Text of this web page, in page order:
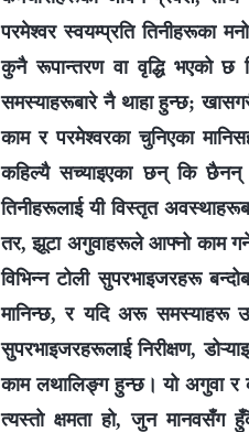
परमेश्‍वर स्वयम्प्रति तिनीहरूका
कुनै रूपान्तरण वा वृद्धि भएको छ
समस्याहरूबारे नै थाहा हुन्छ;
काम र परमेश्‍वरका चुनिएका
कहिल्यै सच्याइएका छन् कि छैनन्
तिनीहरूलाई यी विस्तृत
तर, झूटा अगुवाहरूले आफ्नो काम
विभिन्‍न टोली सुपरभाइजरहरू
मानिन्छ, र यदि अरू समस्याहरू
सुपरभाइजरहरूलाई निरीक्षण,
काम लथालिङ्ग हुन्छ। यो अगुवा र
त्यस्तो क्षमता हो, जुन मानवसँग